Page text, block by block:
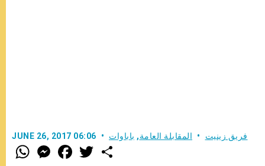
JUNE 26, 2017 06:06 فريق زينيت المقابلة العامة, باباوات
W
h
M
e
F
a w